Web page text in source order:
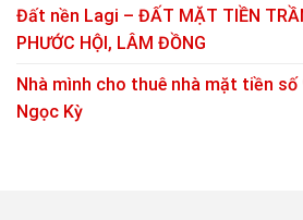
Đất nền Lagi – ĐẤT MẶT TIỀN
PHƯỚC HỘI, LÂM ĐỒNG
Nhà mình cho thuê nhà mặt tiền số
Ngọc Kỳ